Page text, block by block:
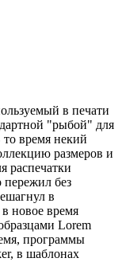
в печати
"рыбой" для
то время некий
размеров и
распечатки
пережил без
в
новое время
Lorem
программы
в шаблонах